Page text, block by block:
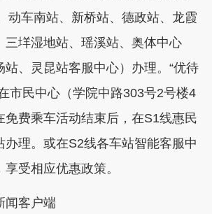
动车南站、新桥站、德政站、龙霞
三垟湿地站、瑶溪站、奥体中心
站、灵昆站客服中心）办理。“优待
市民中心（学院中路303号2号楼4
免费乘车活动结束后，在S1线惠民
办理。或在S2线各车站智能客服中
受相应优惠政策。
客户端